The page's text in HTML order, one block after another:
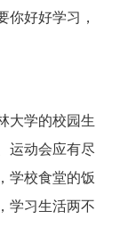
好好学习，
大学的校园生
运动会应有尽
学校食堂的饭
学习生活两不